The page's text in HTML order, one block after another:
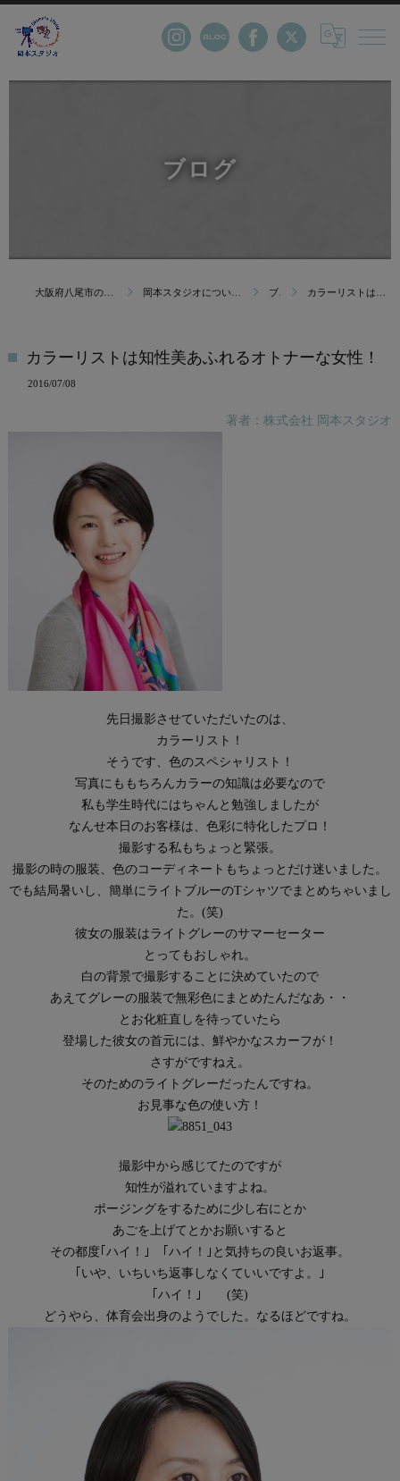
ブログ
大阪府八尾市の写真館・株式会社岡本スタジオ 岡本スタジオについて｜創業123年 大阪府八尾市の写真館 ブログ カラーリストは知性美あふれるオトナーな女性！
カラーリストは知性美あふれるオトナーな女性！
2016/07/08
著者：株式会社 岡本スタジオ
先日撮影させていただいたのは、
カラーリスト！
そうです、色のスペシャリスト！
写真にももちろんカラーの知識は必要なので
私も学生時代にはちゃんと勉強しましたが
なんせ本日のお客様は、色彩に特化したプロ！
撮影する私もちょっと緊張。
撮影の時の服装、色のコーディネートもちょっとだけ迷いました。
でも結局暑いし、簡単にライトブルーのTシャツでまとめちゃいまし
た。(笑)
彼女の服装はライトグレーのサマーセーター
とってもおしゃれ。
白の背景で撮影することに決めていたので
あえてグレーの服装で無彩色にまとめたんだなあ・・
とお化粧直しを待っていたら
登場した彼女の首元には、鮮やかなスカーフが！
さすがですねえ。
そのためのライトグレーだったんですね。
お見事な色の使い方！
撮影中から感じてたのですが
知性が溢れていますよね。
ポージングをするために少し右にとか
あごを上げてとかお願いすると
その都度｢ハイ！｣ ｢ハイ！｣と気持ちの良いお返事。
｢いや、いちいち返事しなくていいですよ。｣
｢ハイ！｣ (笑)
どうやら、体育会出身のようでした。なるほどですね。